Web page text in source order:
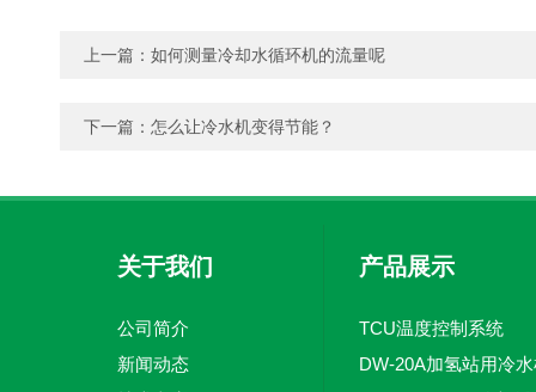
上一篇： 如何测量冷却水循环机的流量呢
下一篇： 怎么让冷水机变得节能？
关于我们
公司简介
新闻动态
产品展示
TCU温度控制系统
DW-20A加氢站用冷